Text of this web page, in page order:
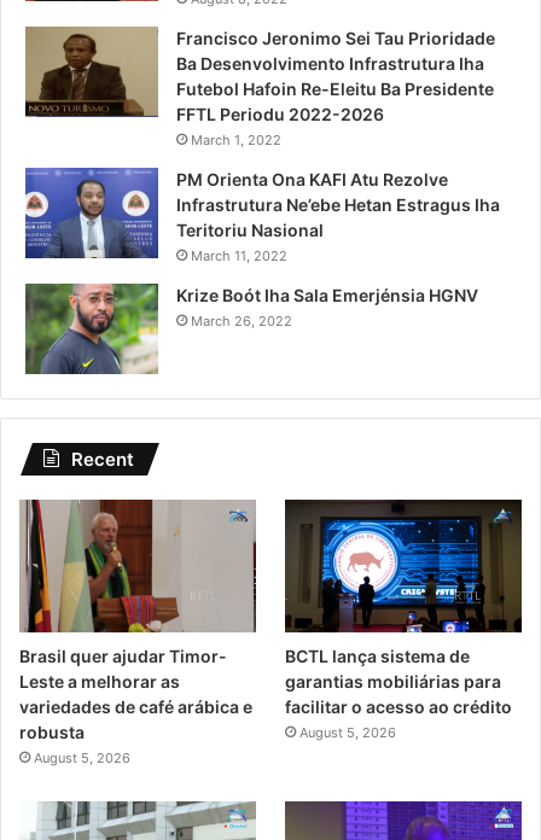
Francisco Jeronimo Sei Tau Prioridade
Ba Desenvolvimento Infrastrutura Iha
Futebol Hafoin Re-Eleitu Ba Presidente
FFTL Periodu 2022-2026
March 1, 2022
PM Orienta Ona KAFI Atu Rezolve
Infrastrutura Ne’ebe Hetan Estragus Iha
Teritoriu Nasional
March 11, 2022
Krize Boót Iha Sala Emerjénsia HGNV
March 26, 2022
Recent
Brasil quer ajudar Timor-
Leste a melhorar as
variedades de café arábica e
robusta
August 5, 2026
BCTL lança sistema de
garantias mobiliárias para
facilitar o acesso ao crédito
August 5, 2026